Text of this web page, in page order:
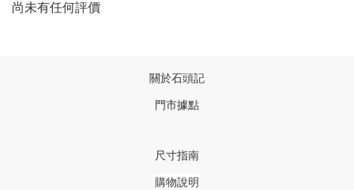
尚未有任何評價
關於石頭記
門市據點
尺寸指南
購物說明